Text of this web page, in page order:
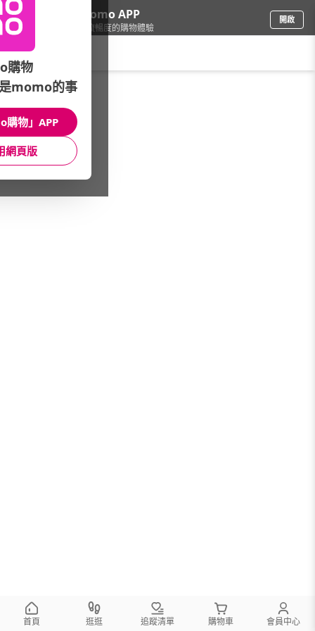
下載momo APP
給你3倍流暢度的購物體驗
開啟
家電/冰箱/品牌旗艦館
館長推薦 月銷量
首頁 逛逛 追蹤清單 購物車 會員中心
購物
momo的事
購物」APP
網頁版